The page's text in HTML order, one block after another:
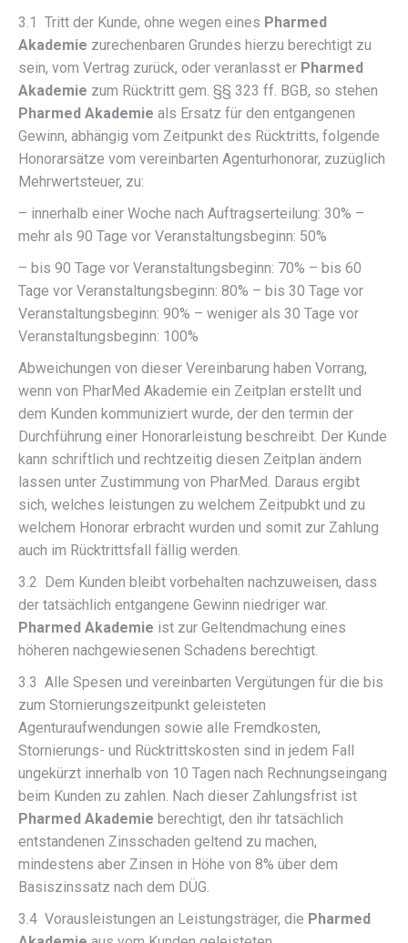
3.1 Tritt der Kunde, ohne wegen eines Pharmed
Akademie zurechenbaren Grundes hierzu berechtigt zu
sein, vom Vertrag zurück, oder veranlasst er Pharmed
Akademie zum Rücktritt gem. §§ 323 ff. BGB, so stehen
Pharmed Akademie als Ersatz für den entgangenen
Gewinn, abhängig vom Zeitpunkt des Rücktritts, folgende
Honorarsätze vom vereinbarten Agenturhonorar, zuzüglich
Mehrwertsteuer, zu:
– innerhalb einer Woche nach Auftragserteilung: 30% –
mehr als 90 Tage vor Veranstaltungsbeginn: 50%
– bis 90 Tage vor Veranstaltungsbeginn: 70% – bis 60
Tage vor Veranstaltungsbeginn: 80% – bis 30 Tage vor
Veranstaltungsbeginn: 90% – weniger als 30 Tage vor
Veranstaltungsbeginn: 100%
Abweichungen von dieser Vereinbarung haben Vorrang,
wenn von PharMed Akademie ein Zeitplan erstellt und
dem Kunden kommuniziert wurde, der den termin der
Durchführung einer Honorarleistung beschreibt. Der Kunde
kann schriftlich und rechtzeitig diesen Zeitplan ändern
lassen unter Zustimmung von PharMed. Daraus ergibt
sich, welches leistungen zu welchem Zeitpubkt und zu
welchem Honorar erbracht wurden und somit zur Zahlung
auch im Rücktrittsfall fällig werden.
3.2 Dem Kunden bleibt vorbehalten nachzuweisen, dass
der tatsächlich entgangene Gewinn niedriger war.
Pharmed Akademie ist zur Geltendmachung eines
höheren nachgewiesenen Schadens berechtigt.
3.3 Alle Spesen und vereinbarten Vergütungen für die bis
zum Stornierungszeitpunkt geleisteten
Agenturaufwendungen sowie alle Fremdkosten,
Stornierungs- und Rücktrittskosten sind in jedem Fall
ungekürzt innerhalb von 10 Tagen nach Rechnungseingang
beim Kunden zu zahlen. Nach dieser Zahlungsfrist ist
Pharmed Akademie berechtigt, den ihr tatsächlich
entstandenen Zinsschaden geltend zu machen,
mindestens aber Zinsen in Höhe von 8% über dem
Basiszinssatz nach dem DÜG.
3.4 Vorausleistungen an Leistungsträger, die Pharmed